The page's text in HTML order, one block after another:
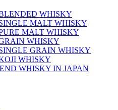
WHISKY
MALT WHISKY
MALT WHISKY
WHISKY
GRAIN WHISKY
WHISKY
WHISKY IN JAPAN